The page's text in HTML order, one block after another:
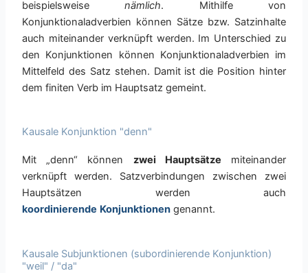
beispielsweisenämlich. Mithilfe von
Konjunktionaladverbien können Sätze bzw. Satzinhalte
auch miteinander verknüpft werden. Im Unterschied zu
den Konjunktionen können Konjunktionaladverbien im
Mittelfeld des Satz stehen. Damit ist die Position hinter
dem finiten Verb im Hauptsatz gemeint.
Kausale Konjunktion "denn"
Mit „denn“ können zwei Hauptsätze miteinander
verknüpft werden. Satzverbindungen zwischen zwei
Hauptsätzen werden auch
koordinierende Konjunktionen genannt.
Kausale Subjunktionen (subordinierende Konjunktion)
"weil" / "da"